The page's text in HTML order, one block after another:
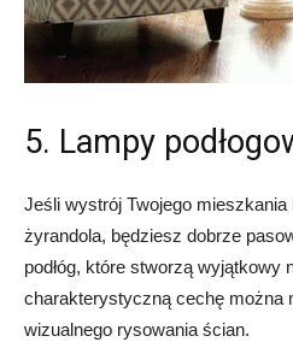
5. Lampy
Jeśli wystrój Twojego
żyrandola, będziesz dobrze
podłóg, które stworzą wyjątkowy
charakterystyczną cechę można
wizualnego rysowania ścian.